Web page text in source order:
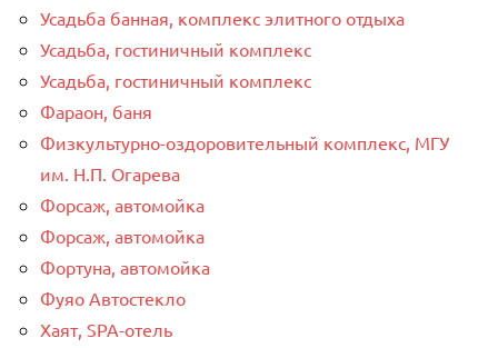
Усадьба банная, комплекс элитного отдыха
Усадьба, гостиничный комплекс
Усадьба, гостиничный комплекс
Фараон, баня
Физкультурно-оздоровительный комплекс, МГУ
им. Н.П. Огарева
Форсаж, автомойка
Форсаж, автомойка
Фортуна, автомойка
Фуяо Автостекло
Хаят, SPA-отель